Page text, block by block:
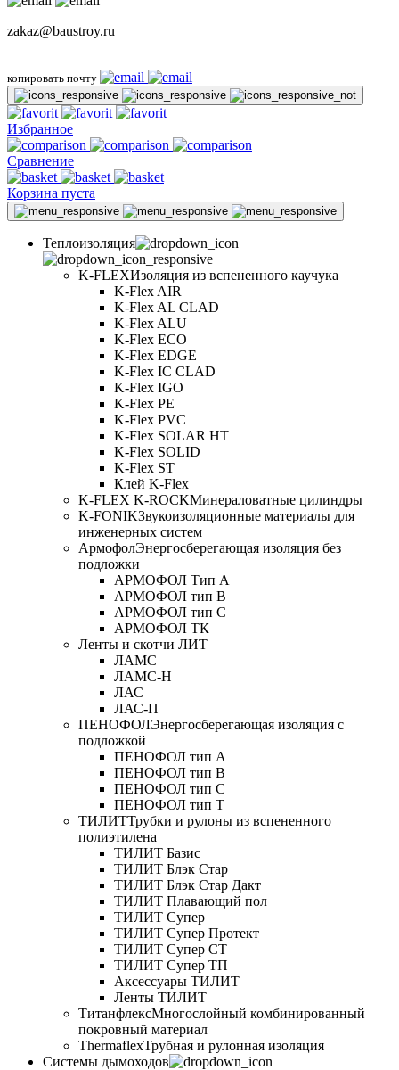
zakaz@baustroy.ru
копировать почту
Избранное
Сравнение
Корзина пуста
Теплоизоляция
K-FLEXИзоляция из вспененного каучука
K-Flex AIR
K-Flex AL CLAD
K-Flex ALU
K-Flex ECO
K-Flex EDGE
K-Flex IC CLAD
K-Flex IGO
K-Flex PE
K-Flex PVC
K-Flex SOLAR HT
K-Flex SOLID
K-Flex ST
Клей K-Flex
K-FLEX K-ROCKМинераловатные цилиндры
K-FONIKЗвукоизоляционные материалы для
инженерных систем
АрмофолЭнергосберегающая изоляция без
подложки
АРМОФОЛ Тип А
АРМОФОЛ тип В
АРМОФОЛ тип C
АРМОФОЛ ТК
Ленты и скотчи ЛИТ
ЛАМС
ЛАМС-Н
ЛАС
ЛАС-П
ПЕНОФОЛЭнергосберегающая изоляция с
подложкой
ПЕНОФОЛ тип А
ПЕНОФОЛ тип B
ПЕНОФОЛ тип C
ПЕНОФОЛ тип T
ТИЛИТТрубки и рулоны из вспененного
полиэтилена
ТИЛИТ Базис
ТИЛИТ Блэк Стар
ТИЛИТ Блэк Стар Дакт
ТИЛИТ Плавающий пол
ТИЛИТ Супер
ТИЛИТ Супер Протект
ТИЛИТ Супер СТ
ТИЛИТ Супер ТП
Аксессуары ТИЛИТ
Ленты ТИЛИТ
ТитанфлексМногослойный комбинированный
покровный материал
ThermaflexТрубная и рулонная изоляция
Cистемы дымоходов